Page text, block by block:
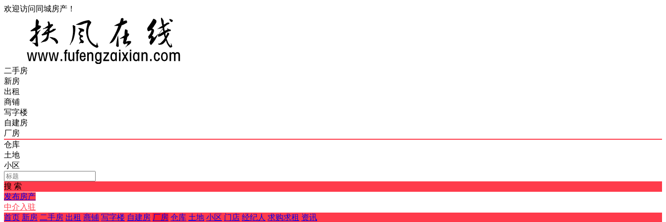
欢迎访问同城房产！
二手房
新房
出租
商铺
写字楼
自建房
厂房
仓库
土地
小区
搜 索
发布房产
中介入驻
首页 新房 二手房 出租 商铺 写字楼 自建房 厂房 仓库 土地 小区 门店 经纪人 求购求租 资讯